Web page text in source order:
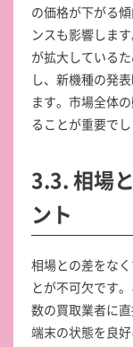
の価格が下がる
ンスも影響しま
が拡大している
し、新機種の発
ます。市場全体
ることが重要でし
3.3. 相場
ント
相場との差をな
とが不可欠です
数の買取業者に
端末の状態を良